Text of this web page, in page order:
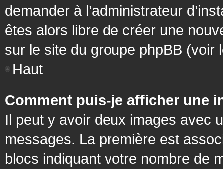
demander à l’administrateur
êtes alors libre de créer une
sur le site du groupe phpBB (voir
Haut
Comment puis-je afficher une
Il peut y avoir deux images avec
messages. La première est
blocs indiquant votre nombre de